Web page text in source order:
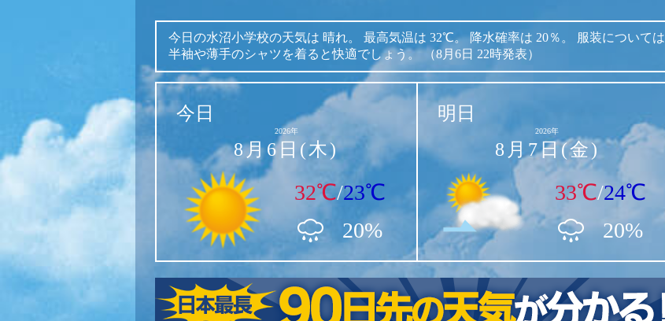
今日の水沼小学校の天気は 晴れ。 最高気温は 32℃。 降水確率は 20％。
服装については
半袖や薄手のシャツを着ると快適でしょう。（8月6日 22時発表）
今日
2026年
8月6日(木)
32℃/23℃
20%
明日
2026年
8月7日(金)
33℃/24℃
20%